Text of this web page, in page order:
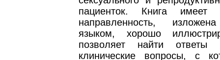
пациенток. Книга имеет
направленность,
языком, хорошо
позволяет найти
клинические вопросы, с